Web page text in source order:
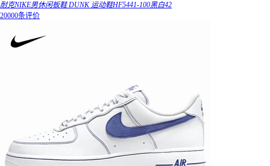
耐克NIKE男休闲板鞋 DUNK 运动鞋HF5441-100黑白42
20000条评价